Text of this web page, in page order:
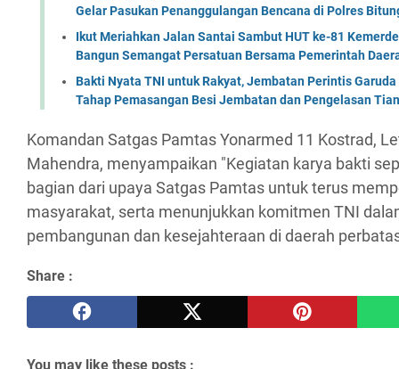
Gelar Pasukan Penanggulangan Bencana di Polres
Ikut Meriahkan Jalan Santai Sambut HUT ke-81
Bangun Semangat Persatuan Bersama Pemerintah
Bakti Nyata TNI untuk Rakyat, Jembatan Perintis
Tahap Pemasangan Besi Jembatan dan Pengelasan
Komandan Satgas Pamtas Yonarmed 11 Kostrad,
Mahendra, menyampaikan "Kegiatan karya bakti
bagian dari upaya Satgas Pamtas untuk terus
masyarakat, serta menunjukkan komitmen TNI
pembangunan dan kesejahteraan di daerah
Share :
You may like these posts :